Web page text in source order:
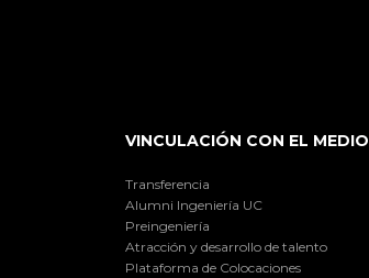
VINCULACIÓN CON EL MEDIO
Transferencia
Alumni Ingeniería UC
Preingeniería
Atracción y desarrollo de talento
Plataforma de Colocaciones